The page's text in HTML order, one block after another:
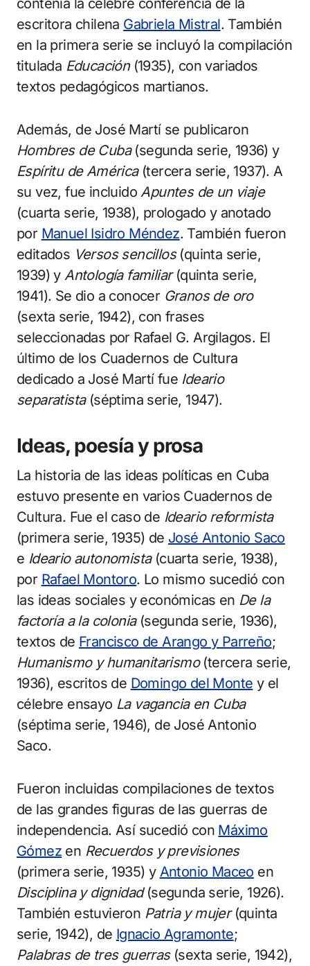
contenía la célebre conferencia de la
escritora chilena Gabriela Mistral. También
en la primera serie se incluyó la compilación
titulada Educación(1935), con variados
textos pedagógicos martianos.
Además, de José Martí se publicaron
Hombres de Cuba(segunda serie, 1936) y
Espíritu de América(tercera serie, 1937). A
su vez, fue incluidoApuntes de un viaje
(cuarta serie, 1938), prologado y anotado
por Manuel Isidro Méndez. También fueron
editados Versos sencillos(quinta serie,
1939) yAntología familiar(quinta serie,
1941). Se dio a conocer Granos de oro
(sexta serie, 1942), con frases
seleccionadas por Rafael G. Argilagos. El
último de los Cuadernos de Cultura
dedicado a José Martí fue Ideario
separatista(séptima serie, 1947).
Ideas, poesía y prosa
La historia de las ideas políticas en Cuba
estuvo presente en varios Cuadernos de
Cultura. Fue el caso de Ideario reformista
(primera serie, 1935) de José Antonio Saco
e Ideario autonomista(cuarta serie, 1938),
por Rafael Montoro. Lo mismo sucedió con
las ideas sociales y económicas en De la
factoría a la colonia(segunda serie, 1936),
textos de Francisco de Arango y Parreño;
Humanismo y humanitarismo(tercera serie,
1936), escritos de Domingo del Monte y el
célebre ensayo La vagancia en Cuba
(séptima serie, 1946), de José Antonio
Saco.
Fueron incluidas compilaciones de textos
de las grandes figuras de las guerras de
independencia. Así sucedió con Máximo
Gómez en Recuerdos y previsiones
(primera serie, 1935) y Antonio Maceo en
Disciplina y dignidad(segunda serie, 1926).
También estuvieron Patria y mujer(quinta
serie, 1942), de Ignacio Agramonte;
Palabras de tres guerras(sexta serie, 1942),